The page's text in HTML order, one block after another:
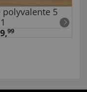
polyvalente 5
99